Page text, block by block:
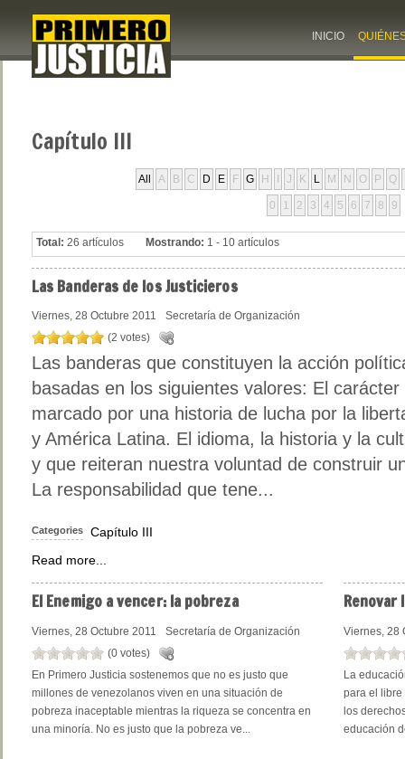
INICIO
Capítulo III
All A B C D E F G H J K L M N O P Q
0 1 2 3 4 5 6 7 8 9
Total: 26 artículos Mostrando: 1 - 10 artículos
Las Banderas de los Justicieros
Viernes, 28 Octubre 2011
Secretaría de Organización
(2 votes)
Las banderas que constituyen la acción
basadas en los siguientes valores: El
marcado por una historia de lucha por la
y América Latina. El idioma, la historia y la
y que reiteran nuestra voluntad de construir
La responsabilidad que tene...
Categories
Capítulo III
Read more...
El Enemigo a vencer: la pobreza
Viernes, 28 Octubre 2011
Secretaría de Organización
(0 votes)
En Primero Justicia sostenemos que no es justo que
millones de venezolanos viven en una situación de
pobreza inaceptable mientras la riqueza se concentra en
una minoría. No es justo que la pobreza ve...
Renovar
Viernes, 28
La
para el
los
educación